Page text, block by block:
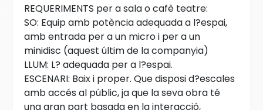
REQUERIMENTS per a sala o cafè teatre:
SO: Equip amb potència adequada a l?espai,
amb entrada per a un micro i per a un
minidisc (aquest últim de la companyia)
LLUM: L? adequada per a l?espai.
ESCENARI: Baix i proper. Que disposi d?escales
amb accés al públic, ja que la seva obra té
una gran part basada en la interacció,